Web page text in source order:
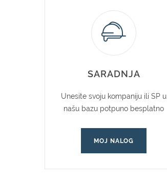
SARADNJA
Unesite svoju kompaniju ili SP u
našu bazu potpuno besplatno
MOJ NALOG